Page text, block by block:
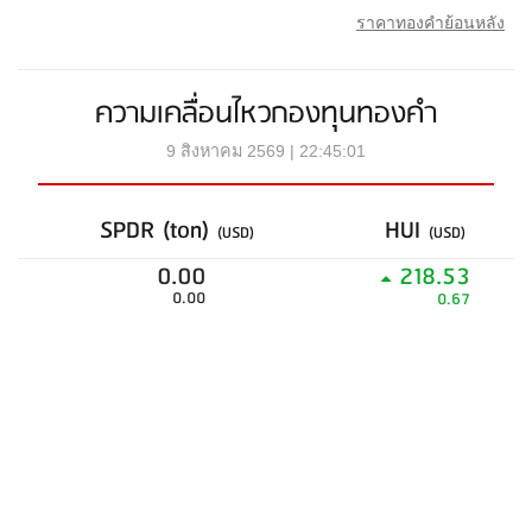
ราคาทองคำย้อนหลัง
ความเคลื่อนไหวกองทุนทองคำ
9 สิงหาคม 2569 | 22:45:01
SPDR (ton) (USD) HUI (USD)
0.00
0.00
218.53
0.67